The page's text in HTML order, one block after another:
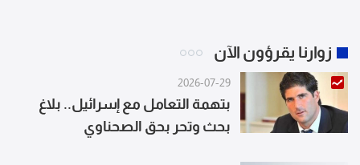
زوارنا يقرؤون الآن
2026-07-29
بتهمة التعامل مع إسرائيل.. بلاغ
بحث وتحر بحق الصحناوي